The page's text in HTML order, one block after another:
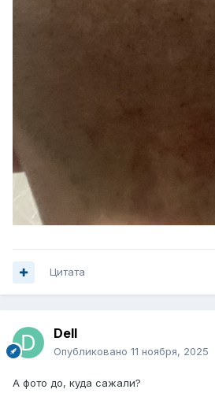
Цитата
Dell
Опубликовано 11 ноября, 2025
А фото до, куда сажали?